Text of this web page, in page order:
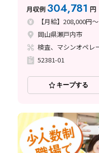
月収例 304,781 円
【月給】208,000円～
岡山県瀬戸内市
52381-01
キープする